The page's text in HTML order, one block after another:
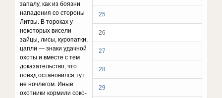
25
26
27
28
29
запалу, как из бояз­ни
нападения со стороны
Литвы. В тороках у
некоторых висели
зайцы, лисы, куропатки,
цапли — знаки удачной
охоты и вместе с тем
доказательство, что
поезд остано­вился тут
не ночлегом. Иные
охотники кормили соко­